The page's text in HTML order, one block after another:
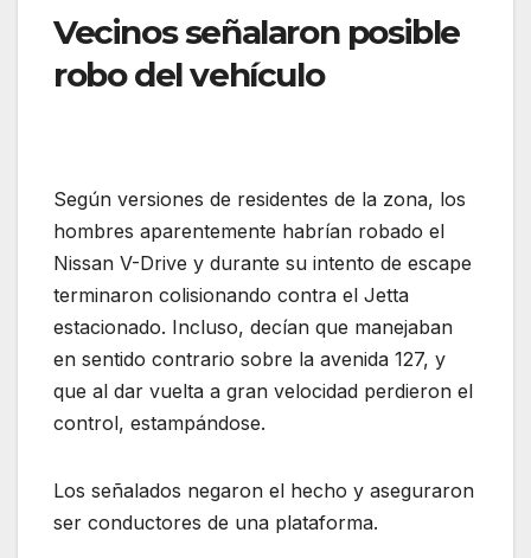
Vecinos señalaron posible
robo del vehículo
Según versiones de residentes de la zona, los
hombres aparentemente habrían robado el
Nissan V-Drive y durante su intento de escape
terminaron colisionando contra el Jetta
estacionado. Incluso, decían que manejaban
en sentido contrario sobre la avenida 127, y
que al dar vuelta a gran velocidad perdieron el
control, estampándose.
Los señalados negaron el hecho y aseguraron
ser conductores de una plataforma.